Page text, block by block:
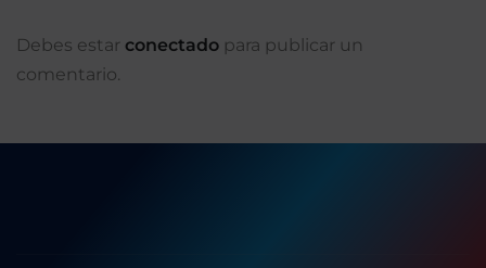
Debes estar conectado para publicar un
comentario.